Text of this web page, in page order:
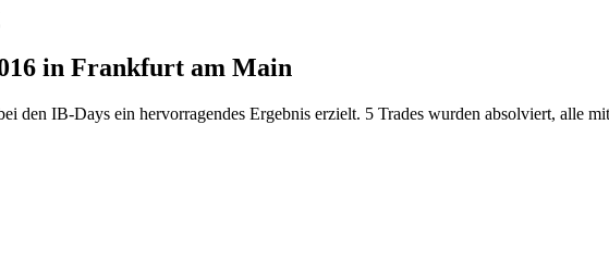
in Frankfurt am Main
den IB-Days ein hervorragendes Ergebnis erzielt. 5 Trades wurden absolviert, alle